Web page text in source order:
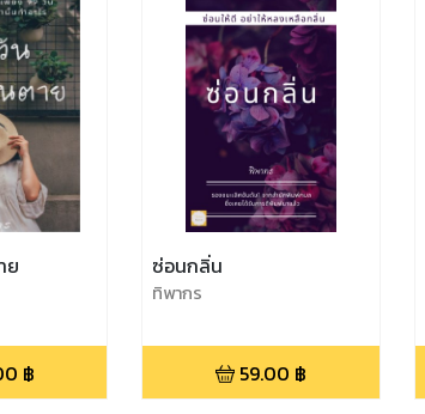
ย
฿
ซ่อนกลิ่น
ทิพากร
59.00 ฿